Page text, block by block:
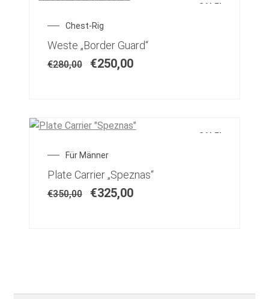
SALE!
Chest-Rig
Weste „Border Guard“
€280,00 €250,00
SALE!
Für Männer
Plate Carrier „Speznas“
€350,00 €325,00